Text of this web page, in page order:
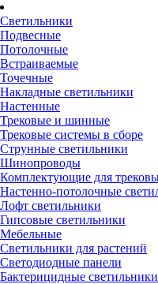
Светильники
Подвесные
Потолочные
Встраиваемые
Точечные
Накладные светильники
Настенные
Трековые и шинные
Трековые системы в сборе
Струнные светильники
Шинопроводы
Комплектующие для
Настенно-потолочные
Лофт светильники
Гипсовые светильники
Мебельные
Светильники для растений
Светодиодные панели
Бактерицидные